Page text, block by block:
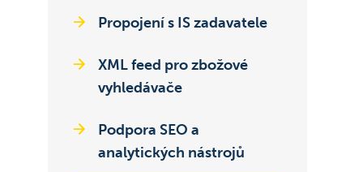
Propojení s IS zadavatele
XML feed pro zbožové
vyhledávače
Podpora SEO a
analytických nástrojů